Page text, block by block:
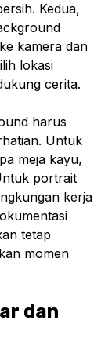
Kedua,
kamera dan
lokasi
cerita.
harus
Untuk
meja kayu,
portrait
kerja
tetap
momen
dan